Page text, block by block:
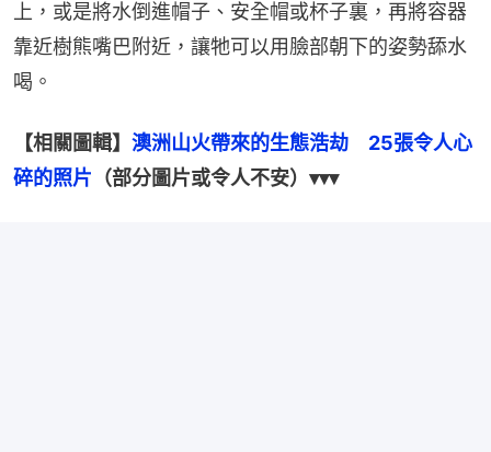
上，或是將水倒進帽子、安全帽或杯子裏，再將容器
靠近樹熊嘴巴附近，讓牠可以用臉部朝下的姿勢舔水
喝。
【相關圖輯】 澳洲山火帶來的生態浩劫　25張令人心
碎的照片 （部分圖片或令人不安）▾▾▾